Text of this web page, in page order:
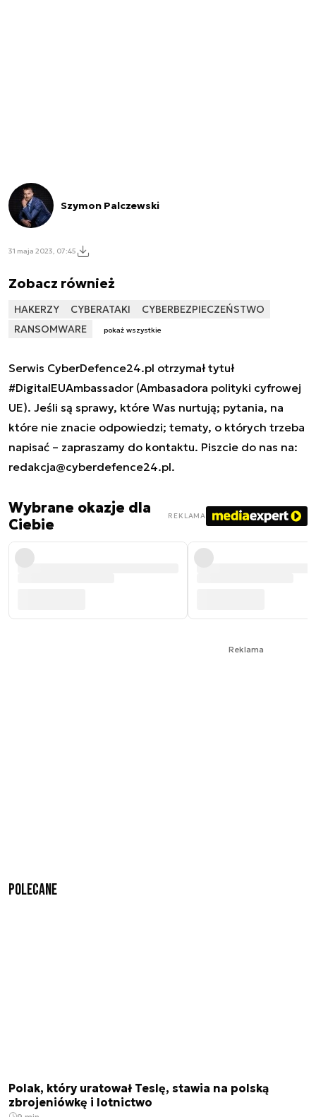
Szymon Palczewski
31 maja 2023, 07:45
Zobacz również
HAKERZY CYBERATAKI
CYBERBEZPIECZEŃSTWO
RANSOMWARE
pokaż wszystkie
Serwis CyberDefence24.pl otrzymał tytuł
#DigitalEUAmbassador (Ambasadora polityki cyfrowej
UE). Jeśli są sprawy, które Was nurtują; pytania, na
które nie znacie odpowiedzi; tematy, o których trzeba
napisać – zapraszamy do kontaktu. Piszcie do nas na:
redakcja@cyberdefence24.pl.
Wybrane okazje dla
Ciebie
REKLAMA
Reklama
Polecane
Polak, który uratował Teslę, stawia na polską
zbrojeniówkę i lotnictwo